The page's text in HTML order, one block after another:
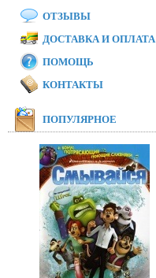
ОТЗЫВЫ
ДОСТАВКА И ОПЛАТА
ПОМОЩЬ
КОНТАКТЫ
ПОПУЛЯРНОЕ